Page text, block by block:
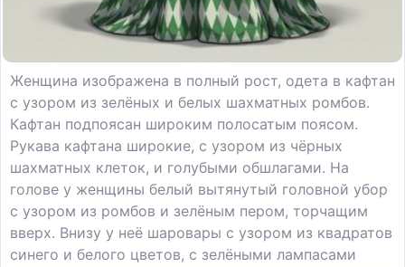
Женщина изображена в полный рост, одета в кафтан
с узором из зелёных и белых шахматных ромбов.
Кафтан подпоясан широким полосатым поясом.
Рукава кафтана широкие, с узором из чёрных
шахматных клеток, и голубыми обшлагами. На
голове у женщины белый вытянутый головной убор
с узором из ромбов и зелёным пером, торчащим
вверх. Внизу у неё шаровары с узором из квадратов
синего и белого цветов, с зелёными лампасами